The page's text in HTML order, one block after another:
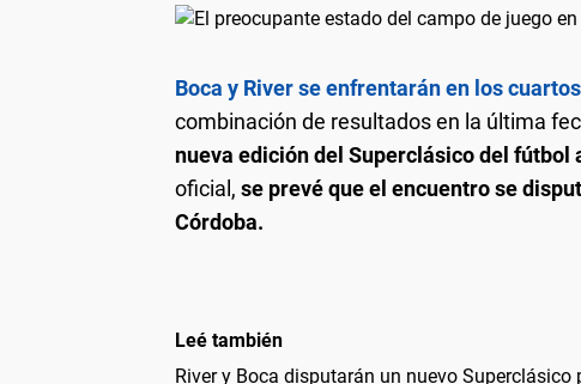
Boca y River se enfrentarán en los
combinación de resultados en la última
nueva edición del Superclásico del fútbol
oficial, se prevé que el encuentro se
Córdoba.
Leé también
River y Boca disputarán un nuevo Superclásico